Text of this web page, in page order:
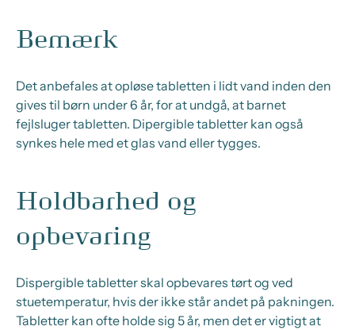
Bemærk
Det anbefales at opløse tabletten i lidt vand inden den
gives til børn under 6 år, for at undgå, at barnet
fejlsluger tabletten. Dipergible tabletter kan også
synkes hele med et glas vand eller tygges.
Holdbarhed og
opbevaring
Dispergible tabletter skal opbevares tørt og ved
stuetemperatur, hvis der ikke står andet på pakningen.
Tabletter kan ofte holde sig 5 år, men det er vigtigt at